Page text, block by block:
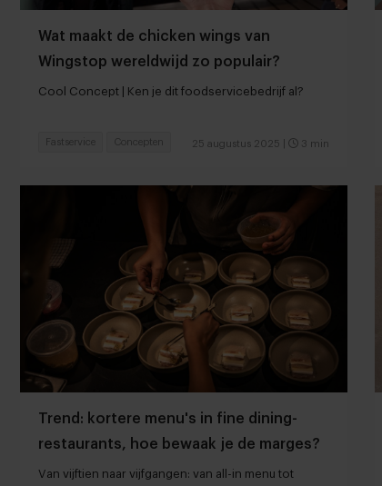
Wat maakt de chicken wings van
Wingstop wereldwijd zo populair?
Cool Concept | Ken je dit foodservicebedrijf al?
25 augustus 2025 3 min
Fastservice Concepten
Trend: kortere menu's in fine dining-
restaurants, hoe bewaak je de marges?
Van vijftien naar vijfgangen: van all-in menu tot